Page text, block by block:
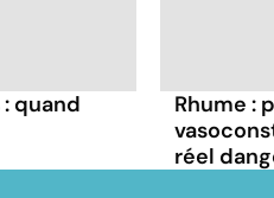
quand
Rhume :
réel